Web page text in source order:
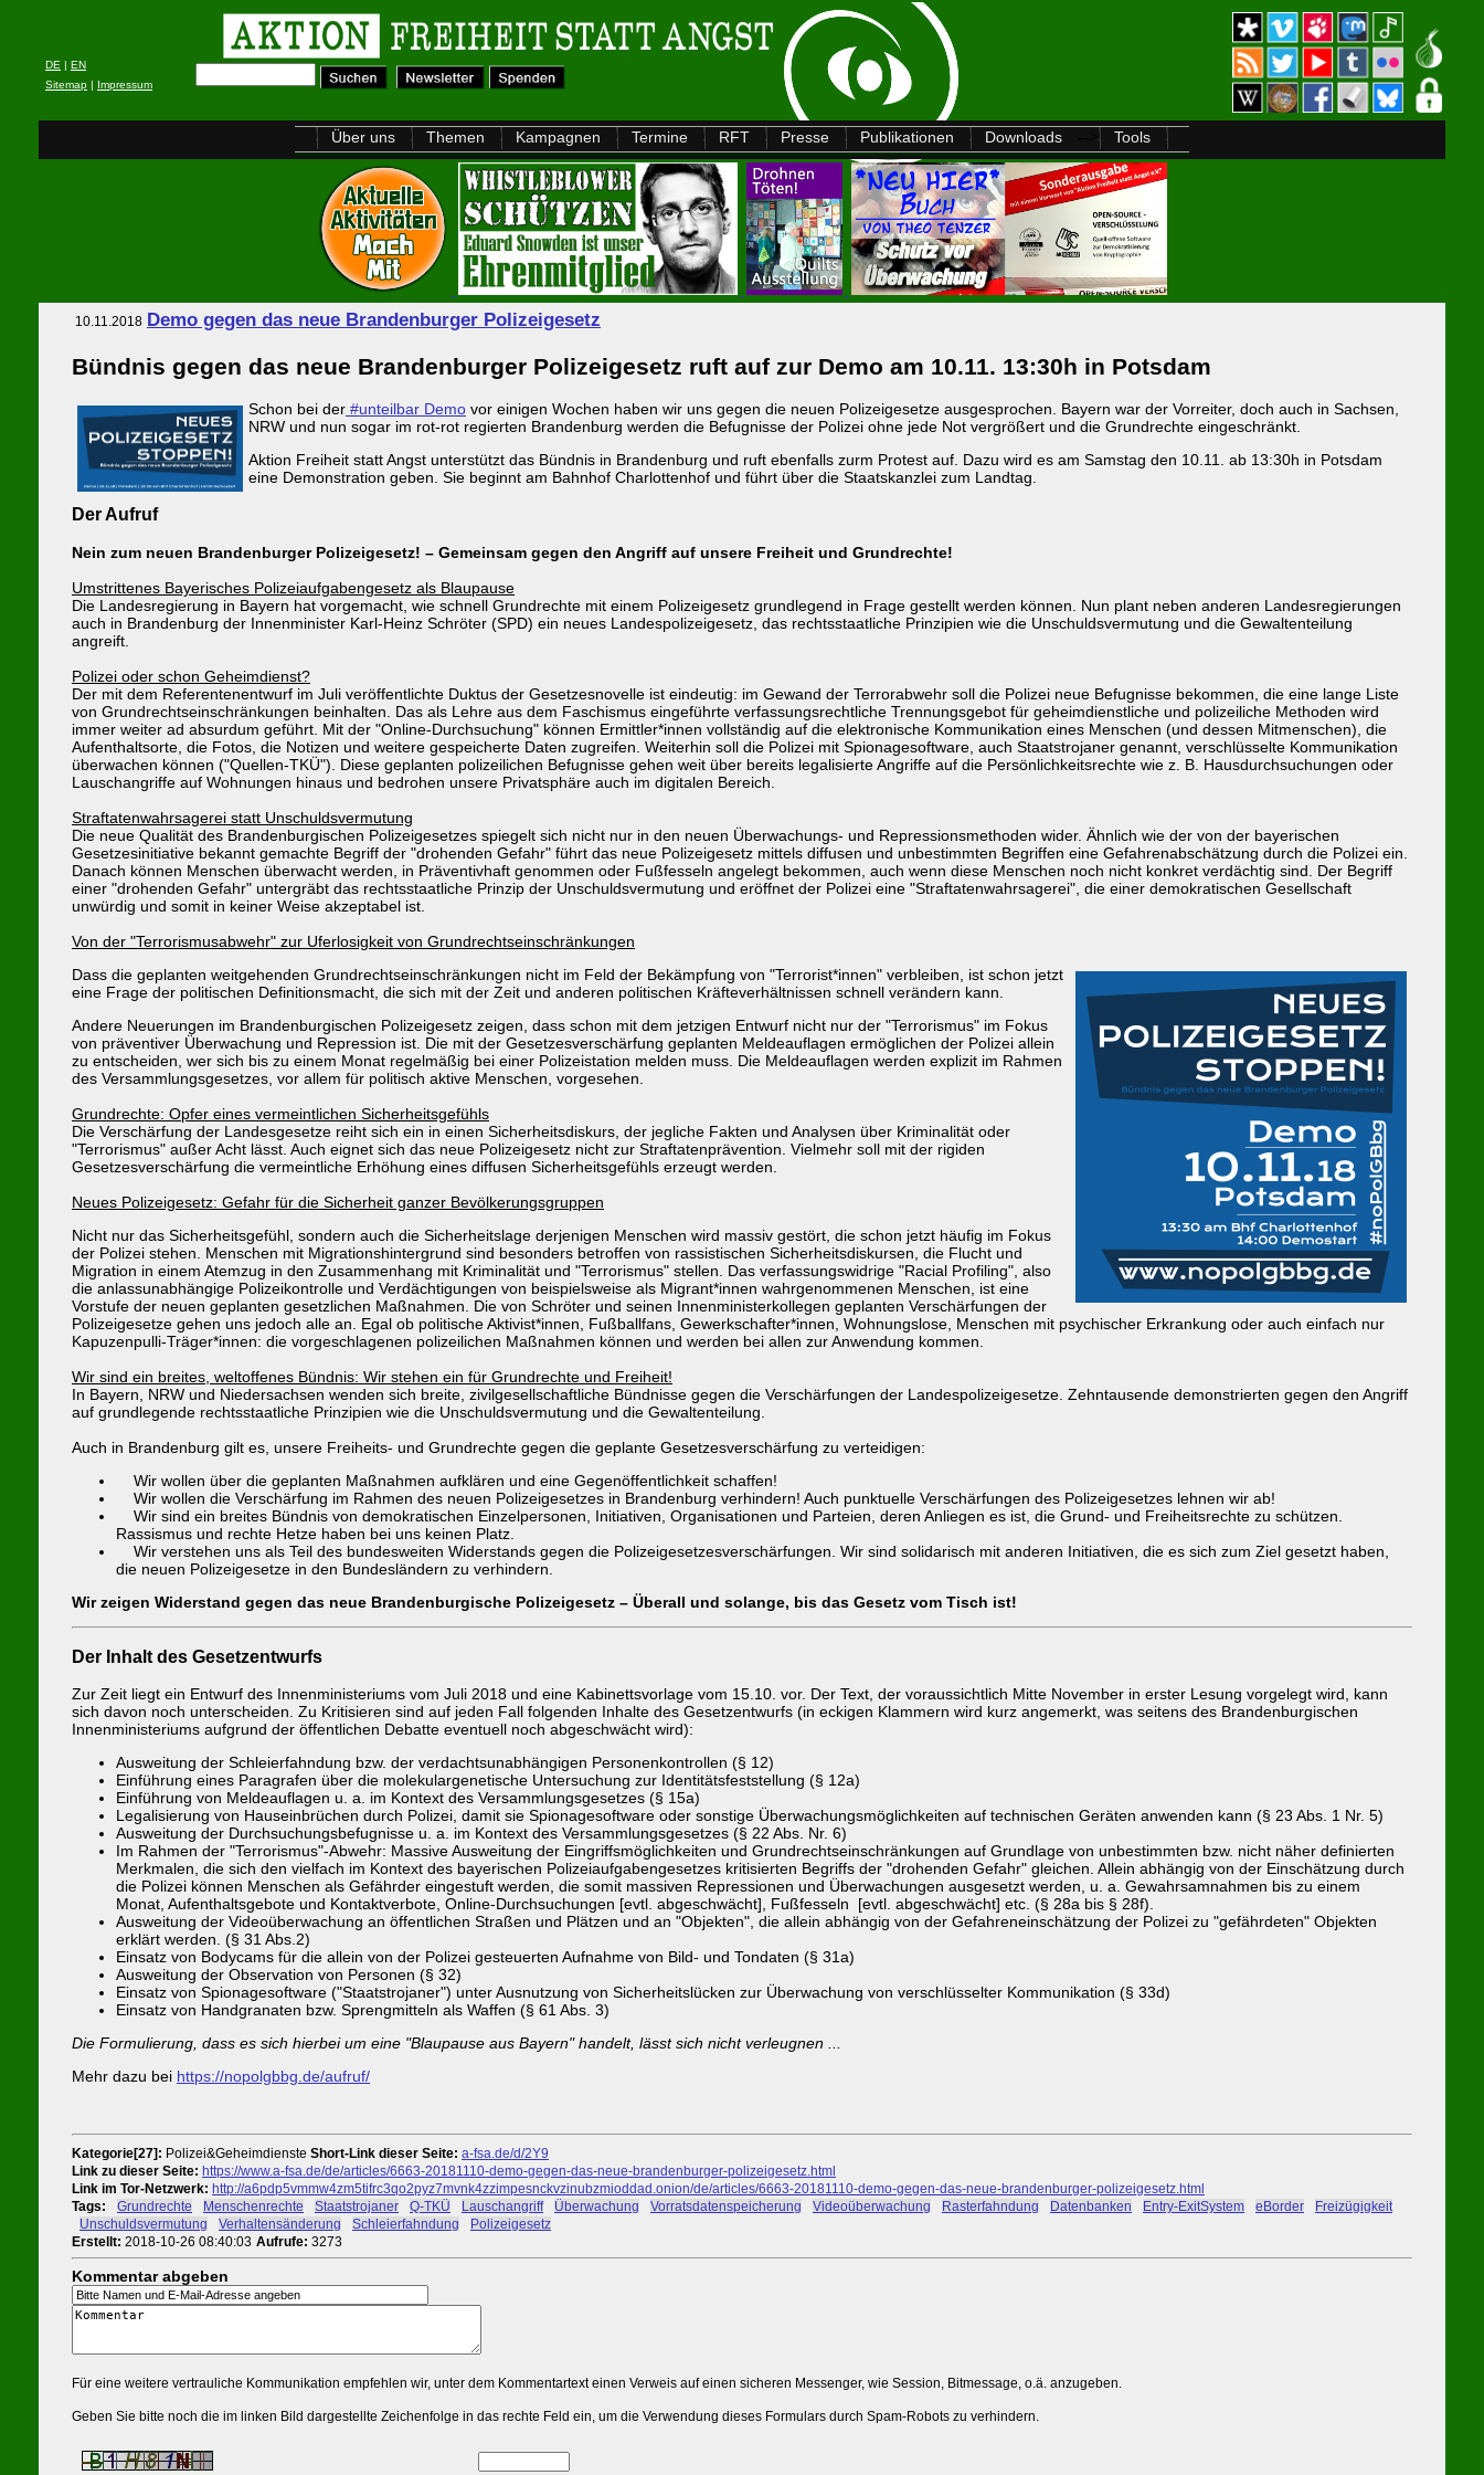
DE | EN
Sitemap | Impressum
Über uns Themen Kampagnen Termine RFT Presse Publikationen Downloads Tools
10.11.2018 Demo gegen das neue Brandenburger Polizeigesetz
Bündnis gegen das neue Brandenburger Polizeigesetz ruft auf zur Demo am 10.11. 13:30h in Potsdam
Schon bei der #unteilbar Demo vor einigen Wochen haben wir uns gegen die neuen Polizeigesetze ausgesprochen. Bayern war der Vorreiter, doch auch in Sachsen,
NRW und nun sogar im rot-rot regierten Brandenburg werden die Befugnisse der Polizei ohne jede Not vergrößert und die Grundrechte eingeschränkt.
Aktion Freiheit statt Angst unterstützt das Bündnis in Brandenburg und ruft ebenfalls zurm Protest auf. Dazu wird es am Samstag den 10.11. ab 13:30h in Potsdam
eine Demonstration geben. Sie beginnt am Bahnhof Charlottenhof und führt über die Staatskanzlei zum Landtag.
Der Aufruf
Nein zum neuen Brandenburger Polizeigesetz! – Gemeinsam gegen den Angriff auf unsere Freiheit und Grundrechte!
Umstrittenes Bayerisches Polizeiaufgabengesetz als Blaupause
Die Landesregierung in Bayern hat vorgemacht, wie schnell Grundrechte mit einem Polizeigesetz grundlegend in Frage gestellt werden können. Nun plant neben anderen Landesregierungen
auch in Brandenburg der Innenminister Karl-Heinz Schröter (SPD) ein neues Landespolizeigesetz, das rechtsstaatliche Prinzipien wie die Unschuldsvermutung und die Gewaltenteilung
angreift.
Polizei oder schon Geheimdienst?
Der mit dem Referentenentwurf im Juli veröffentlichte Duktus der Gesetzesnovelle ist eindeutig: im Gewand der Terrorabwehr soll die Polizei neue Befugnisse bekommen, die eine lange Liste
von Grundrechtseinschränkungen beinhalten. Das als Lehre aus dem Faschismus eingeführte verfassungsrechtliche Trennungsgebot für geheimdienstliche und polizeiliche Methoden wird
immer weiter ad absurdum geführt. Mit der "Online-Durchsuchung" können Ermittler*innen vollständig auf die elektronische Kommunikation eines Menschen (und dessen Mitmenschen), die
Aufenthaltsorte, die Fotos, die Notizen und weitere gespeicherte Daten zugreifen. Weiterhin soll die Polizei mit Spionagesoftware, auch Staatstrojaner genannt, verschlüsselte Kommunikation
überwachen können ("Quellen-TKÜ"). Diese geplanten polizeilichen Befugnisse gehen weit über bereits legalisierte Angriffe auf die Persönlichkeitsrechte wie z. B. Hausdurchsuchungen oder
Lauschangriffe auf Wohnungen hinaus und bedrohen unsere Privatsphäre auch im digitalen Bereich.
Straftatenwahrsagerei statt Unschuldsvermutung
Die neue Qualität des Brandenburgischen Polizeigesetzes spiegelt sich nicht nur in den neuen Überwachungs- und Repressionsmethoden wider. Ähnlich wie der von der bayerischen
Gesetzesinitiative bekannt gemachte Begriff der "drohenden Gefahr" führt das neue Polizeigesetz mittels diffusen und unbestimmten Begriffen eine Gefahrenabschätzung durch die Polizei ein.
Danach können Menschen überwacht werden, in Präventivhaft genommen oder Fußfesseln angelegt bekommen, auch wenn diese Menschen noch nicht konkret verdächtig sind. Der Begriff
einer "drohenden Gefahr" untergräbt das rechtsstaatliche Prinzip der Unschuldsvermutung und eröffnet der Polizei eine "Straftatenwahrsagerei", die einer demokratischen Gesellschaft
unwürdig und somit in keiner Weise akzeptabel ist.
Von der "Terrorismusabwehr" zur Uferlosigkeit von Grundrechtseinschränkungen
Dass die geplanten weitgehenden Grundrechtseinschränkungen nicht im Feld der Bekämpfung von "Terrorist*innen" verbleiben, ist schon jetzt
eine Frage der politischen Definitionsmacht, die sich mit der Zeit und anderen politischen Kräfteverhältnissen schnell verändern kann.
Andere Neuerungen im Brandenburgischen Polizeigesetz zeigen, dass schon mit dem jetzigen Entwurf nicht nur der "Terrorismus" im Fokus
von präventiver Überwachung und Repression ist. Die mit der Gesetzesverschärfung geplanten Meldeauflagen ermöglichen der Polizei allein
zu entscheiden, wer sich bis zu einem Monat regelmäßig bei einer Polizeistation melden muss. Die Meldeauflagen werden explizit im Rahmen
des Versammlungsgesetzes, vor allem für politisch aktive Menschen, vorgesehen.
Grundrechte: Opfer eines vermeintlichen Sicherheitsgefühls
Die Verschärfung der Landesgesetze reiht sich ein in einen Sicherheitsdiskurs, der jegliche Fakten und Analysen über Kriminalität oder
"Terrorismus" außer Acht lässt. Auch eignet sich das neue Polizeigesetz nicht zur Straftatenprävention. Vielmehr soll mit der rigiden
Gesetzesverschärfung die vermeintliche Erhöhung eines diffusen Sicherheitsgefühls erzeugt werden.
Neues Polizeigesetz: Gefahr für die Sicherheit ganzer Bevölkerungsgruppen
Nicht nur das Sicherheitsgefühl, sondern auch die Sicherheitslage derjenigen Menschen wird massiv gestört, die schon jetzt häufig im Fokus
der Polizei stehen. Menschen mit Migrationshintergrund sind besonders betroffen von rassistischen Sicherheitsdiskursen, die Flucht und
Migration in einem Atemzug in den Zusammenhang mit Kriminalität und "Terrorismus" stellen. Das verfassungswidrige "Racial Profiling", also
die anlassunabhängige Polizeikontrolle und Verdächtigungen von beispielsweise als Migrant*innen wahrgenommenen Menschen, ist eine
Vorstufe der neuen geplanten gesetzlichen Maßnahmen. Die von Schröter und seinen Innenministerkollegen geplanten Verschärfungen der
Polizeigesetze gehen uns jedoch alle an. Egal ob politische Aktivist*innen, Fußballfans, Gewerkschafter*innen, Wohnungslose, Menschen mit psychischer Erkrankung oder auch einfach nur
Kapuzenpulli-Träger*innen: die vorgeschlagenen polizeilichen Maßnahmen können und werden bei allen zur Anwendung kommen.
Wir sind ein breites, weltoffenes Bündnis: Wir stehen ein für Grundrechte und Freiheit!
In Bayern, NRW und Niedersachsen wenden sich breite, zivilgesellschaftliche Bündnisse gegen die Verschärfungen der Landespolizeigesetze. Zehntausende demonstrierten gegen den Angriff
auf grundlegende rechtsstaatliche Prinzipien wie die Unschuldsvermutung und die Gewaltenteilung.
Auch in Brandenburg gilt es, unsere Freiheits- und Grundrechte gegen die geplante Gesetzesverschärfung zu verteidigen:
Wir wollen über die geplanten Maßnahmen aufklären und eine Gegenöffentlichkeit schaffen!
Wir wollen die Verschärfung im Rahmen des neuen Polizeigesetzes in Brandenburg verhindern! Auch punktuelle Verschärfungen des Polizeigesetzes lehnen wir ab!
Wir sind ein breites Bündnis von demokratischen Einzelpersonen, Initiativen, Organisationen und Parteien, deren Anliegen es ist, die Grund- und Freiheitsrechte zu schützen.
Rassismus und rechte Hetze haben bei uns keinen Platz.
Wir verstehen uns als Teil des bundesweiten Widerstands gegen die Polizeigesetzesverschärfungen. Wir sind solidarisch mit anderen Initiativen, die es sich zum Ziel gesetzt haben,
die neuen Polizeigesetze in den Bundesländern zu verhindern.
Wir zeigen Widerstand gegen das neue Brandenburgische Polizeigesetz – Überall und solange, bis das Gesetz vom Tisch ist!
Der Inhalt des Gesetzentwurfs
Zur Zeit liegt ein Entwurf des Innenministeriums vom Juli 2018 und eine Kabinettsvorlage vom 15.10. vor. Der Text, der voraussichtlich Mitte November in erster Lesung vorgelegt wird, kann
sich davon noch unterscheiden. Zu Kritisieren sind auf jeden Fall folgenden Inhalte des Gesetzentwurfs (in eckigen Klammern wird kurz angemerkt, was seitens des Brandenburgischen
Innenministeriums aufgrund der öffentlichen Debatte eventuell noch abgeschwächt wird):
Ausweitung der Schleierfahndung bzw. der verdachtsunabhängigen Personenkontrollen (§ 12)
Einführung eines Paragrafen über die molekulargenetische Untersuchung zur Identitätsfeststellung (§ 12a)
Einführung von Meldeauflagen u. a. im Kontext des Versammlungsgesetzes (§ 15a)
Legalisierung von Hauseinbrüchen durch Polizei, damit sie Spionagesoftware oder sonstige Überwachungsmöglichkeiten auf technischen Geräten anwenden kann (§ 23 Abs. 1 Nr. 5)
Ausweitung der Durchsuchungsbefugnisse u. a. im Kontext des Versammlungsgesetzes (§ 22 Abs. Nr. 6)
Im Rahmen der "Terrorismus"-Abwehr: Massive Ausweitung der Eingriffsmöglichkeiten und Grundrechtseinschränkungen auf Grundlage von unbestimmten bzw. nicht näher definierten
Merkmalen, die sich den vielfach im Kontext des bayerischen Polizeiaufgabengesetzes kritisierten Begriffs der "drohenden Gefahr" gleichen. Allein abhängig von der Einschätzung durch
die Polizei können Menschen als Gefährder eingestuft werden, die somit massiven Repressionen und Überwachungen ausgesetzt werden, u. a. Gewahrsamnahmen bis zu einem
Monat, Aufenthaltsgebote und Kontaktverbote, Online-Durchsuchungen [evtl. abgeschwächt], Fußfesseln [evtl. abgeschwächt] etc. (§ 28a bis § 28f).
Ausweitung der Videoüberwachung an öffentlichen Straßen und Plätzen und an "Objekten", die allein abhängig von der Gefahreneinschätzung der Polizei zu "gefährdeten" Objekten
erklärt werden. (§ 31 Abs.2)
Einsatz von Bodycams für die allein von der Polizei gesteuerten Aufnahme von Bild- und Tondaten (§ 31a)
Ausweitung der Observation von Personen (§ 32)
Einsatz von Spionagesoftware ("Staatstrojaner") unter Ausnutzung von Sicherheitslücken zur Überwachung von verschlüsselter Kommunikation (§ 33d)
Einsatz von Handgranaten bzw. Sprengmitteln als Waffen (§ 61 Abs. 3)
Die Formulierung, dass es sich hierbei um eine "Blaupause aus Bayern" handelt, lässt sich nicht verleugnen ...
Mehr dazu bei https://nopolgbbg.de/aufruf/
Kategorie[27]: Polizei&Geheimdienste Short-Link dieser Seite: a-fsa.de/d/2Y9
Link zu dieser Seite: https://www.a-fsa.de/de/articles/6663-20181110-demo-gegen-das-neue-brandenburger-polizeigesetz.html
Link im Tor-Netzwerk: http://a6pdp5vmmw4zm5tifrc3qo2pyz7mvnk4zzimpesnckvzinubzmioddad.onion/de/articles/6663-20181110-demo-gegen-das-neue-brandenburger-polizeigesetz.html
Tags:
Grundrechte Menschenrechte Staatstrojaner Q-TKÜ Lauschangriff Überwachung Vorratsdatenspeicherung Videoüberwachung Rasterfahndung Datenbanken Entry-ExitSystem eBorder
Freizügigkeit
Unschuldsvermutung Verhaltensänderung Schleierfahndung
Polizeigesetz
Erstellt: 2018-10-26 08:40:03 Aufrufe: 3273
Kommentar abgeben
Für eine weitere vertrauliche Kommunikation empfehlen wir, unter dem Kommentartext einen Verweis auf einen sicheren Messenger, wie Session, Bitmessage, o.ä. anzugeben.
Geben Sie bitte noch die im linken Bild dargestellte Zeichenfolge in das rechte Feld ein, um die Verwendung dieses Formulars durch Spam-Robots zu verhindern.